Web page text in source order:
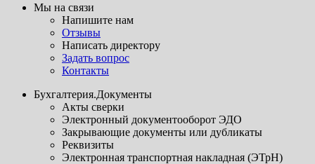
Мы на связи
Напишите нам
Отзывы
Написать директору
Задать вопрос
Контакты
Бухгалтерия.Документы
Акты сверки
Электронный документооборот ЭДО
Закрывающие документы или дубликаты
Реквизиты
Электронная транспортная накладная (ЭТрН)